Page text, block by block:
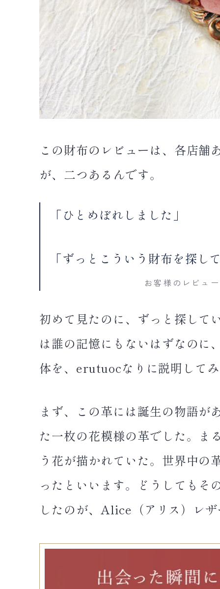
この財布のレビューは、各店舗
が、二つあるんです。
「ひとめぼれしました」
「ずっとこういう財布を探し
お客様のレビュ
初めて見たのに、ずっと探して
は誰の記憶にもないはずなのに
体を、erutuocなりに説明して
まず、この革には誕生の物語が
た一枚の花模様の革でした。ま
う花が描かれていた。世界中
ったといいます。どうしてもそ
したのが、Alice（アリス）レ